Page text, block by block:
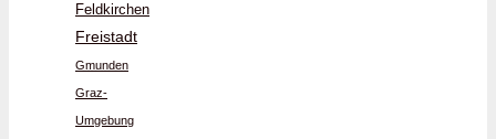
Feldkirchen
Freistadt
Gmunden
Graz-
Umgebung